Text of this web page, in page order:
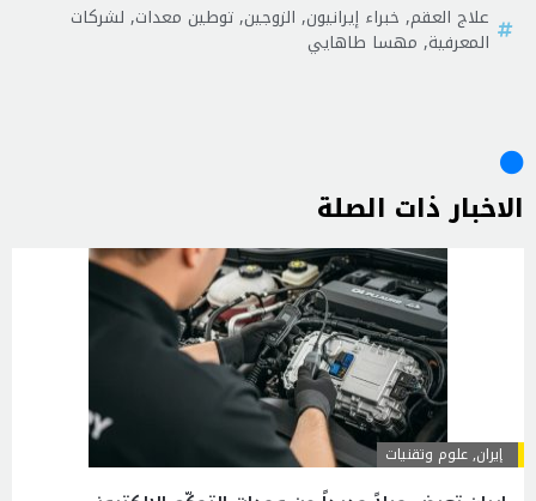
علاج العقم, خبراء إيرانيون, الزوجين,توطين معدات, لشركات
المعرفية, مهسا طاهايي
الاخبار ذات الصلة
إيران,علوم وتقنيات